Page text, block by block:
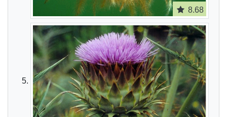
8.68